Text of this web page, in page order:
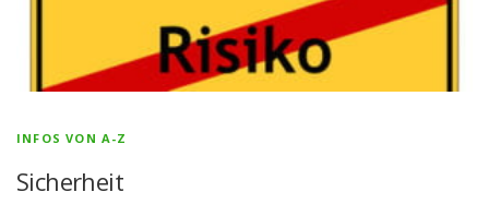
INFOS VON A-Z
Sicherheit